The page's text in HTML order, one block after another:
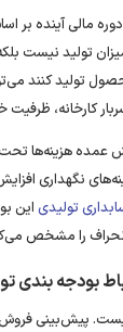
دوره مالی
تولید نیست
کنند
هزینه‌ها تحت
نگهداری
تولیدیاین
بودجه‌
پیش‌بینی فروش